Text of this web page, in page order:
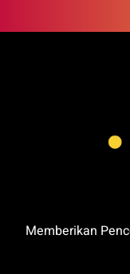
to
Memberikan